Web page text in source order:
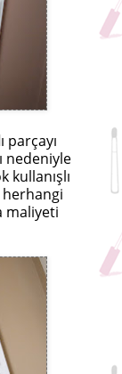
nedeniyle
kullanışlı
herhangi
maliyeti